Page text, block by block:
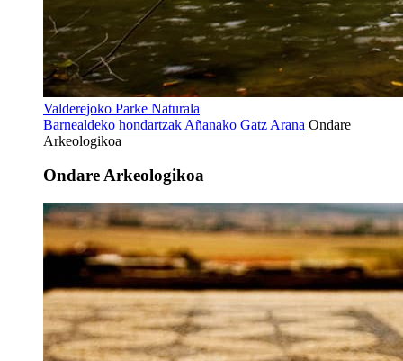
Valderejoko Parke Naturala
Barnealdeko hondartzak Añanako Gatz Arana Ondare
Arkeologikoa
Ondare Arkeologikoa